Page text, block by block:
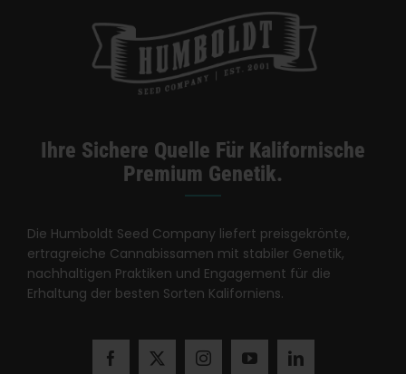
Ihre Sichere Quelle Für Kalifornische
Premium Genetik.
Die Humboldt Seed Company liefert preisgekrönte,
ertragreiche Cannabissamen mit stabiler Genetik,
nachhaltigen Praktiken und Engagement für die
Erhaltung der besten Sorten Kaliforniens.